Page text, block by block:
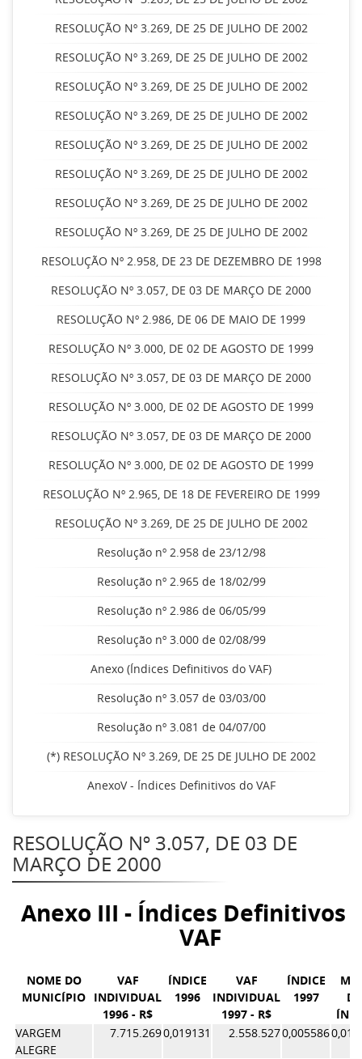
RESOLUÇÃO Nº 3.269, DE 25 DE JULHO DE 2002
RESOLUÇÃO Nº 3.269, DE 25 DE JULHO DE 2002
RESOLUÇÃO Nº 3.269, DE 25 DE JULHO DE 2002
RESOLUÇÃO Nº 3.269, DE 25 DE JULHO DE 2002
RESOLUÇÃO Nº 3.269, DE 25 DE JULHO DE 2002
RESOLUÇÃO Nº 3.269, DE 25 DE JULHO DE 2002
RESOLUÇÃO Nº 3.269, DE 25 DE JULHO DE 2002
RESOLUÇÃO Nº 3.269, DE 25 DE JULHO DE 2002
RESOLUÇÃO Nº 2.958, DE 23 DE DEZEMBRO DE 1998
RESOLUÇÃO Nº 3.057, DE 03 DE MARÇO DE 2000
RESOLUÇÃO Nº 2.986, DE 06 DE MAIO DE 1999
RESOLUÇÃO Nº 3.000, DE 02 DE AGOSTO DE 1999
RESOLUÇÃO Nº 3.057, DE 03 DE MARÇO DE 2000
RESOLUÇÃO Nº 3.000, DE 02 DE AGOSTO DE 1999
RESOLUÇÃO Nº 3.057, DE 03 DE MARÇO DE 2000
RESOLUÇÃO Nº 3.000, DE 02 DE AGOSTO DE 1999
RESOLUÇÃO Nº 2.965, DE 18 DE FEVEREIRO DE 1999
RESOLUÇÃO Nº 3.269, DE 25 DE JULHO DE 2002
Resolução nº 2.958 de 23/12/98
Resolução nº 2.965 de 18/02/99
Resolução nº 2.986 de 06/05/99
Resolução nº 3.000 de 02/08/99
Anexo (Índices Definitivos do VAF)
Resolução nº 3.057 de 03/03/00
Resolução nº 3.081 de 04/07/00
(*) RESOLUÇÃO Nº 3.269, DE 25 DE JULHO DE 2002
AnexoV - Índices Definitivos do VAF
RESOLUÇÃO Nº 3.057, DE 03 DE
MARÇO DE 2000
Anexo III - Índices Definitivos
VAF
NOME DO
MUNICÍPIO
VAF
INDIVIDUAL
1996 - R$
ÍNDICE
1996
VAF
INDIVIDUAL
1997 - R$
ÍNDICE
1997
VARGEM
ALEGRE
7.715.2690,019131 2.558.5270,005586